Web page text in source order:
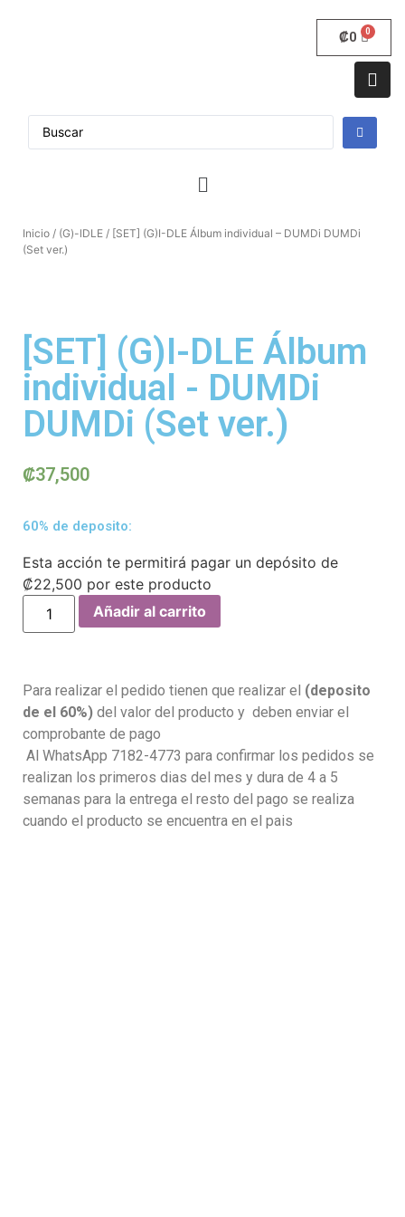
₡0
Inicio / (G)-lDLE / [SET] (G)I-DLE Álbum individual – DUMDi DUMDi
(Set ver.)
[SET] (G)I-DLE Álbum
individual - DUMDi
DUMDi (Set ver.)
₡37,500
60% de deposito:
Esta acción te permitirá pagar un depósito de
₡22,500 por este producto
Añadir al carrito
Para realizar el pedido tienen que realizar el (deposito
de el 60%) del valor del producto y deben enviar el
comprobante de pago
Al WhatsApp 7182-4773 para confirmar los pedidos se
realizan los primeros dias del mes y dura de 4 a 5
semanas para la entrega el resto del pago se realiza
cuando el producto se encuentra en el pais